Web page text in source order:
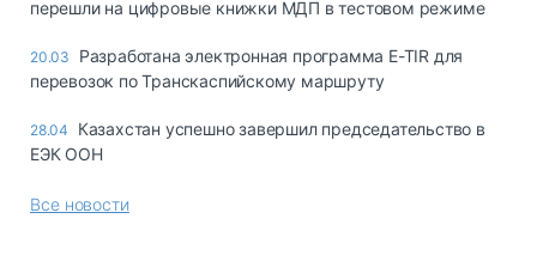
Склады и
грузовые
Коммерческий
перешли на цифровые книжки МДП в тестовом режиме
20.03
Разработана электронная программа E-TIR для
перевозок по Транскаспийскому маршруту
28.04
Казахстан успешно завершил председательство в
ЕЭК ООН
Все новости